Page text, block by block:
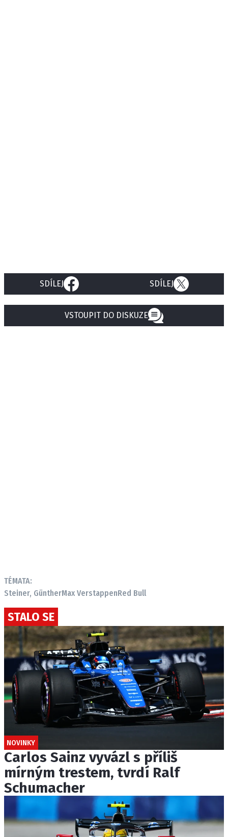
SDÍLEJ SDÍLEJ
VSTOUPIT DO DISKUZE
TÉMATA:
Steiner, GüntherMax VerstappenRed Bull
STALO SE
NOVINKY
Carlos Sainz vyvázl s příliš
mírným trestem, tvrdí Ralf
Schumacher